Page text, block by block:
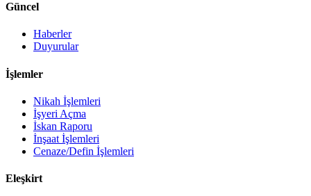
Güncel
Haberler
Duyurular
İşlemler
Nikah İşlemleri
İşyeri Açma
İskan Raporu
İnşaat İşlemleri
Cenaze/Defin İşlemleri
Eleşkirt